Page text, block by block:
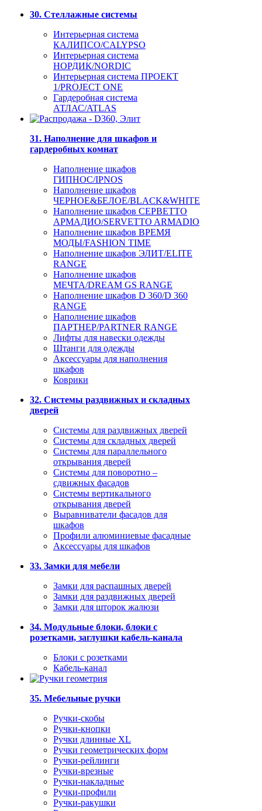
30. Стеллажные системы
Интерьерная система
КАЛИПСО/CALYPSO
Интерьерная система
НОРДИК/NORDIC
Интерьерная система ПРОЕКТ
1/PROJECT ONE
Гардеробная система
АТЛАС/ATLAS
31. Наполнение для шкафов и
гардеробных комнат
Наполнение шкафов
ГИПНОС/IPNOS
Наполнение шкафов
ЧЕРНОЕ&БЕЛОЕ/BLACK&WHITE
Наполнение шкафов СЕРВЕТТО
АРМАДИО/SERVETTO ARMADIO
Наполнение шкафов ВРЕМЯ
МОДЫ/FASHION TIME
Наполнение шкафов ЭЛИТ/ELITE
RANGE
Наполнение шкафов
МЕЧТА/DREAM GS RANGE
Наполнение шкафов D 360/D 360
RANGE
Наполнение шкафов
ПАРТНЕР/PARTNER RANGE
Лифты для навески одежды
Штанги для одежды
Аксессуары для наполнения
шкафов
Коврики
32. Системы раздвижных и складных
дверей
Системы для раздвижных дверей
Системы для складных дверей
Системы для параллельного
открывания дверей
Системы для поворотно –
сдвижных фасадов
Системы вертикального
открывания дверей
Выравниватели фасадов для
шкафов
Профили алюминиевые фасадные
Аксессуары для шкафов
33. Замки для мебели
Замки для распашных дверей
Замки для раздвижных дверей
Замки для шторок жалюзи
34. Модульные блоки, блоки с
розетками, заглушки кабель-канала
Блоки с розетками
Кабель-канал
35. Мебельные ручки
Ручки-скобы
Ручки-кнопки
Ручки длинные XL
Ручки геометрических форм
Ручки-рейлинги
Ручки-врезные
Ручки-накладные
Ручки-профили
Ручки-ракушки